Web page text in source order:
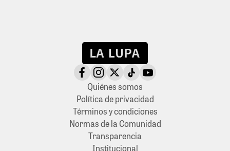
Quiénes somos
Política de privacidad
Términos y condiciones
Normas de la Comunidad
Transparencia
Institucional